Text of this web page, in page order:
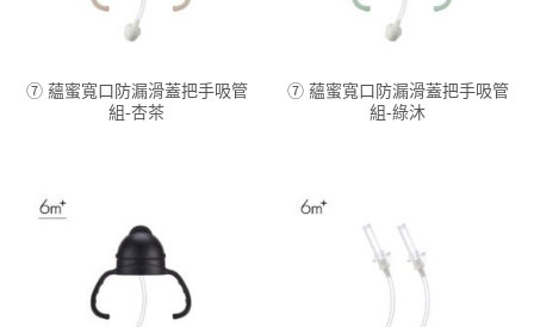
⑦ 蘊蜜寬口防漏滑蓋把手吸管
組-杏茶
⑦ 蘊蜜寬口防漏滑蓋把手吸管
組-綠沐